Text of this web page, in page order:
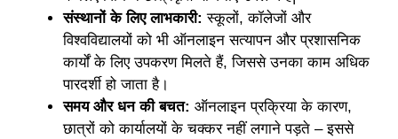
संस्थानों के लिए लाभकारी:स्कूलों, कॉलेजों और
विश्वविद्यालयों को भी ऑनलाइन सत्यापन और प्रशासनिक
कार्यों के लिए उपकरण मिलते हैं, जिससे उनका काम अधिक
पारदर्शी हो जाता है।
समय और धन की बचत: ऑनलाइन प्रक्रिया के कारण,
छात्रों को कार्यालयों के चक्कर नहीं लगाने पड़ते – इससे